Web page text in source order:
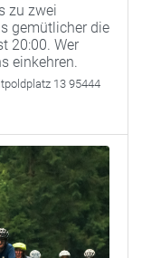
zu zwei
gemütlicher die
20:00. Wer
einkehren.
13 95444